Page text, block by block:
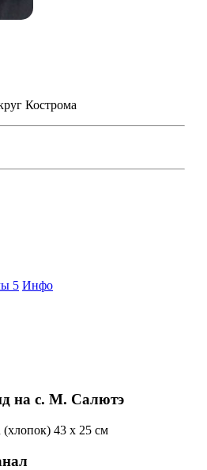
Кострома
5 Инфо
на с. М. Салютэ
(хлопок) 43 х 25 см